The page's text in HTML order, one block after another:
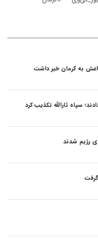
به کرمان خبر داشت
رژیم شدند